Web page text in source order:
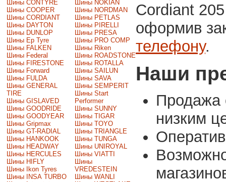
Шины CONTYRE
Шины COOPER
Шины CORDIANT
Шины DAYTON
Шины DUNLOP
Шины Ep Tyre
Шины FALKEN
Шины Federal
Шины FIRESTONE
Шины Forward
Шины FULDA
Шины GENERAL
TIRE
Шины GISLAVED
Шины GOODRIDE
Шины GOODYEAR
Шины Gripmax
Шины GT-RADIAL
Шины HANKOOK
Шины HEADWAY
Шины HERCULES
Шины HIFLY
Шины Ikon Tyres
Шины INSA TURBO
Шины NOKIAN
Шины NORDMAN
Шины PETLAS
Шины PIRELLI
Шины PRESA
Шины PRO COMP
Шины Riken
Шины ROADSTONE
Шины ROTALLA
Шины SAILUN
Шины SAVA
Шины SEMPERIT
Шины Start
Performer
Шины SUNNY
Шины TIGAR
Шины TOYO
Шины TRIANGLE
Шины TUNGA
Шины UNIROYAL
Шины VIATTI
Шины
VREDESTEIN
Шины WANLI
Сordiant
оформив
телефону.
Наши
Продажа
низким